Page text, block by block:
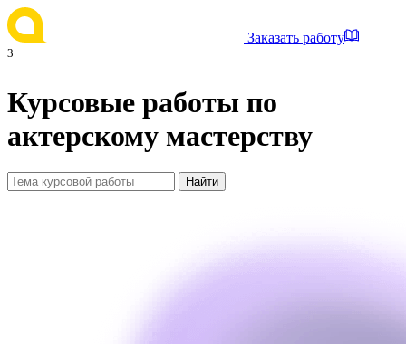
Заказать работу
3
Курсовые работы по
актерскому мастерству
Найти